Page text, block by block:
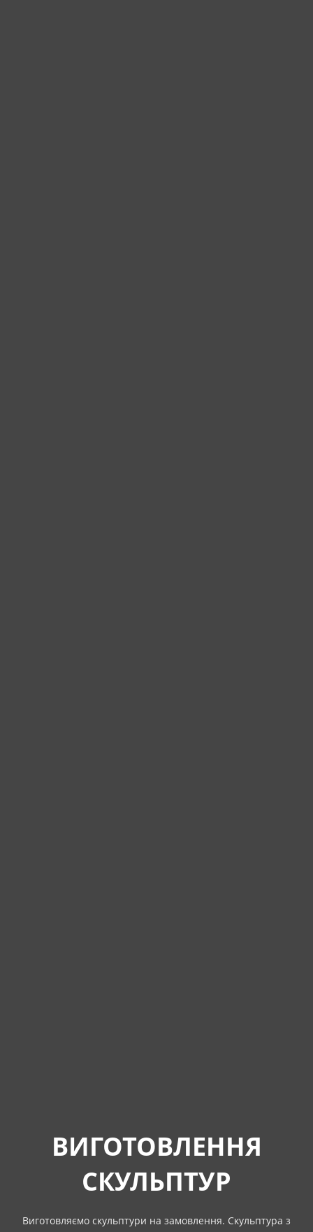
ВИГОТОВЛЕННЯ
СКУЛЬПТУР
Виготовляємо скульптури на замовлення. Скульптура з